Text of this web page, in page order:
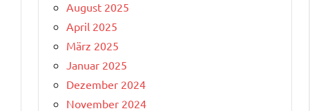
August 2025
April 2025
März 2025
Januar 2025
Dezember 2024
November 2024